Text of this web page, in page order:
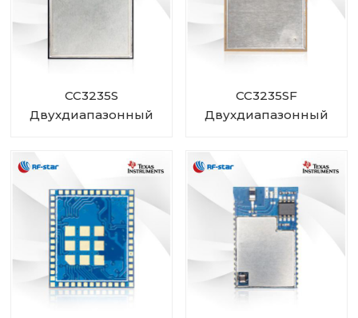
CC3235S
Двухдиапазонный
памятью 4 МБ RF-
WM-3235A1S
CC3235SF
Двухдиапазонный
памятью 1 МБ + 4 МБ
RF-WM-3235B1